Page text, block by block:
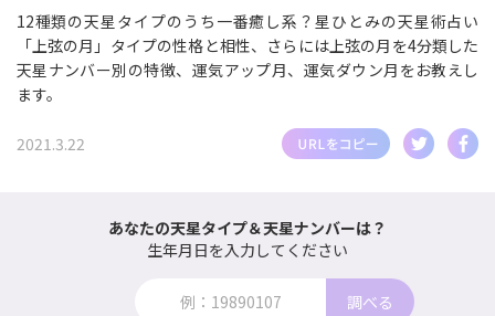
12種類の天星タイプのうち一番癒し系？星ひとみの天星術占い
「上弦の月」タイプの性格と相性、さらには上弦の月を4分類した
天星ナンバー別の特徴、運気アップ月、運気ダウン月をお教えし
ます。
2021.3.22
あなたの天星タイプ＆天星ナンバーは？
生年月日を入力してください
調べる